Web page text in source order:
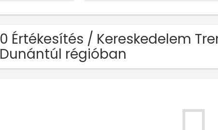
0 Értékesítés / Kereskedelem
Dunántúl régióban